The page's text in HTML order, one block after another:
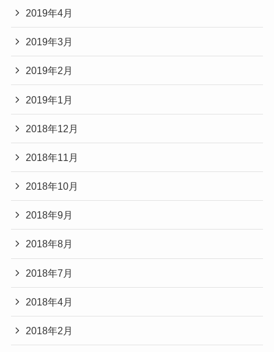
2019年4月
2019年3月
2019年2月
2019年1月
2018年12月
2018年11月
2018年10月
2018年9月
2018年8月
2018年7月
2018年4月
2018年2月